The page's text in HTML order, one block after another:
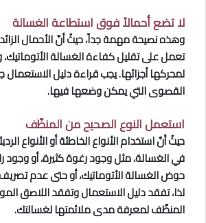
لا تضع أحمالاً فوق استطاعة الغسالة
وهذه نصيحة مهمة جداً، حيثُ أنّ الأحمال
تعمل على تقليل كفاءة الغسالة
لمحركها أجزائها. يجب قراءة دليل الاستعمال
القصوى التي يمكن وضعها فيها.
استعمل النوع الصحيح من المنظّف
حيثُ أنّ استخدام الأنواع الخاطئة أو الأنواع
في الغسالة، مثل وجود رغوة كثيرة، أو وجود
حوض الغسالة الأتوماتيك، أو حتى عدم
لذا، تفقد دليل الاستعمال وتفقد اللاصق
المنظّف لمعرفة مدى ملائمتها لغسالتك.